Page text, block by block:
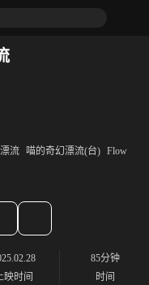
流 喵的奇幻漂流(台) Flow
映时间
85分钟
时间